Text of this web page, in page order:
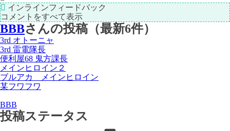
インラインフィードバック
コメントをすべて表示
BBBさんの投稿（最新6件）
3rd オトーニャ
3rd 雷電隊長
便利屋68 鬼方課長
メインヒロイン２
ブルアカ メインヒロイン
某フワフワ
BBB
投稿ステータス